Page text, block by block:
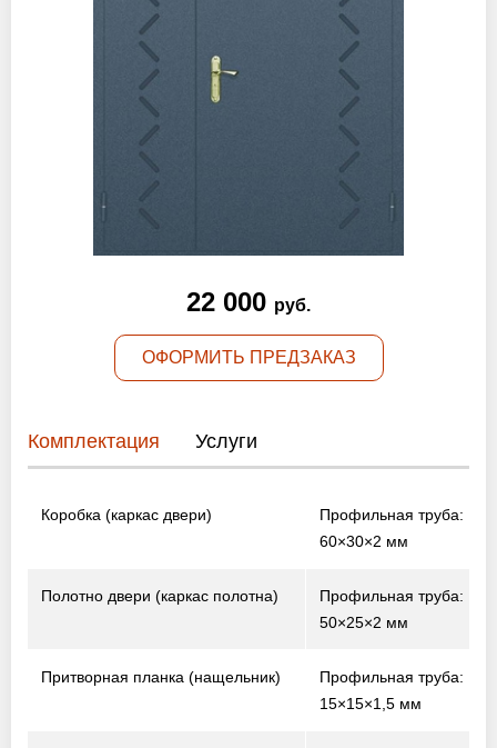
ЗАПРОСИТЬ РАСЧЕТ
Закажите звонок
Москва и вся область!
Работаем без выходных!
22 000 руб.
ОФОРМИТЬ ПРЕДЗАКАЗ
Комплектация Услуги
Коробка (каркас двери)
Профильная труба:
60×30×2 мм
Полотно двери (каркас полотна)
Профильная труба:
50×25×2 мм
Притворная планка (нащельник)
Профильная труба:
15×15×1,5 мм